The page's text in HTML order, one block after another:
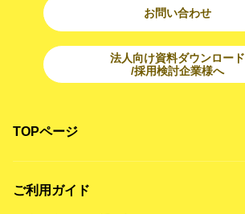
お問い合わせ
法人向け資料ダウンロード
/採用検討企業様へ
TOPページ
ご利用ガイド